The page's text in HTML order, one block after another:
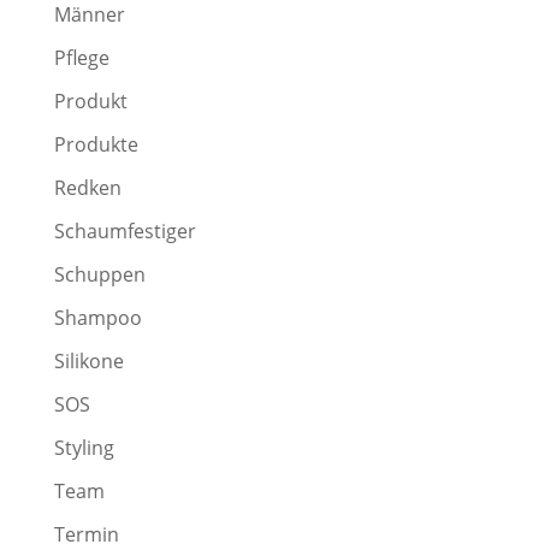
Männer
Pflege
Produkt
Produkte
Redken
Schaumfestiger
Schuppen
Shampoo
Silikone
SOS
Styling
Team
Termin